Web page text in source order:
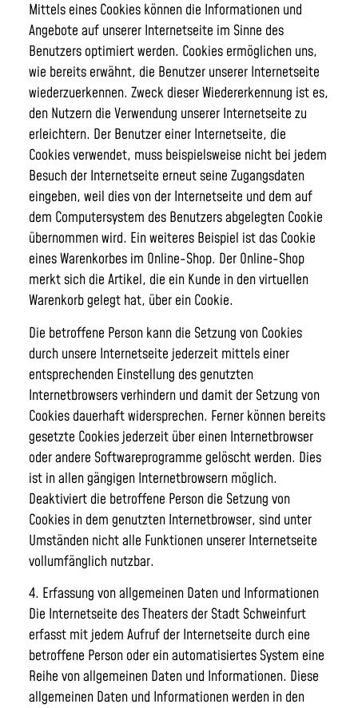
Mittels eines Cookies können die Informationen und
Angebote auf unserer Internetseite im Sinne des
Benutzers optimiert werden. Cookies ermöglichen uns,
wie bereits erwähnt, die Benutzer unserer Internetseite
wiederzuerkennen. Zweck dieser Wiedererkennung ist es,
den Nutzern die Verwendung unserer Internetseite zu
erleichtern. Der Benutzer einer Internetseite, die
Cookies verwendet, muss beispielsweise nicht bei jedem
Besuch der Internetseite erneut seine Zugangsdaten
eingeben, weil dies von der Internetseite und dem auf
dem Computersystem des Benutzers abgelegten Cookie
übernommen wird. Ein weiteres Beispiel ist das Cookie
eines Warenkorbes im Online-Shop. Der Online-Shop
merkt sich die Artikel, die ein Kunde in den virtuellen
Warenkorb gelegt hat, über ein Cookie.
Die betroffene Person kann die Setzung von Cookies
durch unsere Internetseite jederzeit mittels einer
entsprechenden Einstellung des genutzten
Internetbrowsers verhindern und damit der Setzung von
Cookies dauerhaft widersprechen. Ferner können bereits
gesetzte Cookies jederzeit über einen Internetbrowser
oder andere Softwareprogramme gelöscht werden. Dies
ist in allen gängigen Internetbrowsern möglich.
Deaktiviert die betroffene Person die Setzung von
Cookies in dem genutzten Internetbrowser, sind unter
Umständen nicht alle Funktionen unserer Internetseite
vollumfänglich nutzbar.
4. Erfassung von allgemeinen Daten und Informationen
Die Internetseite des Theaters der Stadt Schweinfurt
erfasst mit jedem Aufruf der Internetseite durch eine
betroffene Person oder ein automatisiertes System eine
Reihe von allgemeinen Daten und Informationen. Diese
allgemeinen Daten und Informationen werden in den